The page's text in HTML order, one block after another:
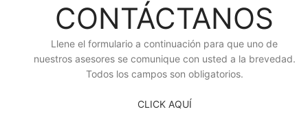
CONTÁCTANOS
Llene el formulario a continuación para que uno de
nuestros asesores se comunique con usted a la brevedad.
Todos los campos son obligatorios.
CLICK AQUÍ